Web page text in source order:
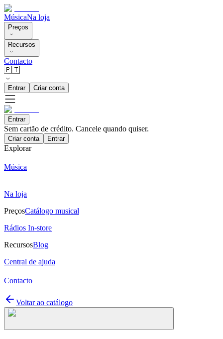
MúsicaNa loja
Preços
Recursos
Contacto
🇵🇹
Entrar Criar conta
Entrar
Sem cartão de crédito. Cancele quando quiser.
Criar conta Entrar
Explorar
Música
Na loja
PreçosCatálogo musical
Rádios In-store
RecursosBlog
Central de ajuda
Contacto
Voltar ao catálogo